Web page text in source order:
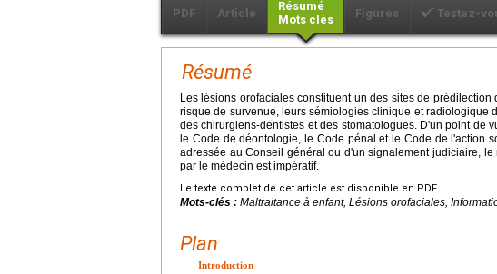
PDF Article
Résumé
Mots clés
Figures Testez-
Résumé
Les lésions orofaciales constituent un des sites de
risque de survenue, leurs sémiologies clinique et radiologique
des chirurgiens-dentistes et des stomatologues. D'un point de
le Code de déontologie, le Code pénal et le Code de l'action
adressée au Conseil général ou d'un signalement judiciaire,
par le médecin est impératif.
Le texte complet de cet article est disponible en PDF.
Mots-clés : Maltraitance à enfant, Lésions orofaciales,
Plan
Introduction